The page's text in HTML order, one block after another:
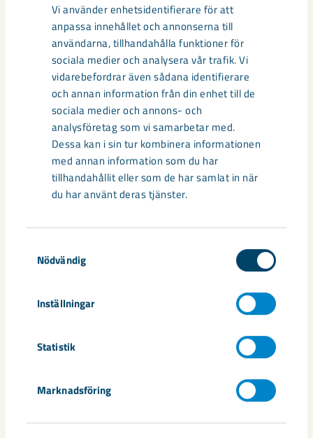
Vi använder enhetsidentifierare för att
anpassa innehållet och annonserna till
användarna, tillhandahålla funktioner för
sociala medier och analysera vår trafik. Vi
vidarebefordrar även sådana identifierare
och annan information från din enhet till de
sociala medier och annons- och
analysföretag som vi samarbetar med.
Dessa kan i sin tur kombinera informationen
med annan information som du har
tillhandahållit eller som de har samlat in när
du har använt deras tjänster.
Nödvändig
Inställningar
Statistik
Marknadsföring
Relaterat innehåll
Så kan humanoida robotar öka
säkerheten i framtidens gruva
Utvecklingen av humanoida robotar, människoliknande
tekniken blir alltmer avancerad ...